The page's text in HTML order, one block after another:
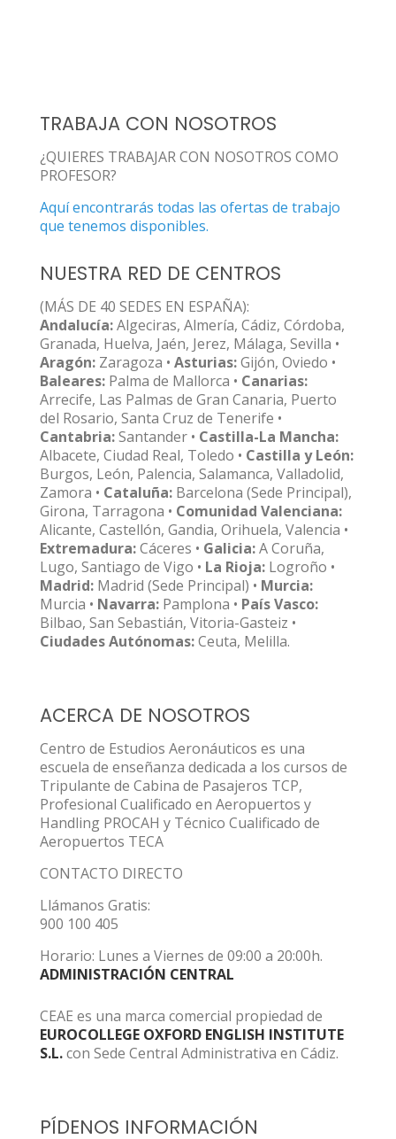
TRABAJA CON NOSOTROS
¿QUIERES TRABAJAR CON NOSOTROS COMO
PROFESOR?
Aquí encontrarás todas las ofertas de trabajo
que tenemos disponibles.
NUESTRA RED DE CENTROS
(MÁS DE 40 SEDES EN ESPAÑA):
Andalucía:Algeciras, Almería, Cádiz, Córdoba,
Granada, Huelva, Jaén, Jerez, Málaga, Sevilla •
Aragón: Zaragoza • Asturias:Gijón, Oviedo •
Baleares: Palma de Mallorca • Canarias:
Arrecife, Las Palmas de Gran Canaria, Puerto
del Rosario, Santa Cruz de Tenerife •
Cantabria:Santander • Castilla-La Mancha:
Albacete, Ciudad Real, Toledo • Castilla y León:
Burgos, León, Palencia, Salamanca, Valladolid,
Zamora • Cataluña: Barcelona (Sede Principal),
Girona, Tarragona • Comunidad Valenciana:
Alicante, Castellón, Gandia, Orihuela, Valencia •
Extremadura:Cáceres • Galicia:A Coruña,
Lugo, Santiago de Vigo • La Rioja: Logroño •
Madrid: Madrid (Sede Principal) • Murcia:
Murcia • Navarra: Pamplona • País Vasco:
Bilbao, San Sebastián, Vitoria-Gasteiz •
Ciudades Autónomas:Ceuta, Melilla.
ACERCA DE NOSOTROS
Centro de Estudios Aeronáuticos es una
escuela de enseñanza dedicada a los cursos de
Tripulante de Cabina de Pasajeros TCP,
Profesional Cualificado en Aeropuertos y
Handling PROCAH y Técnico Cualificado de
Aeropuertos TECA
CONTACTO DIRECTO
Llámanos Gratis:
900 100 405
Horario: Lunes a Viernes de 09:00 a 20:00h.
ADMINISTRACIÓN CENTRAL
CEAE es una marca comercial propiedad de
EUROCOLLEGE OXFORD ENGLISH INSTITUTE
S.L.con Sede Central Administrativa en Cádiz.
PÍDENOS INFORMACIÓN